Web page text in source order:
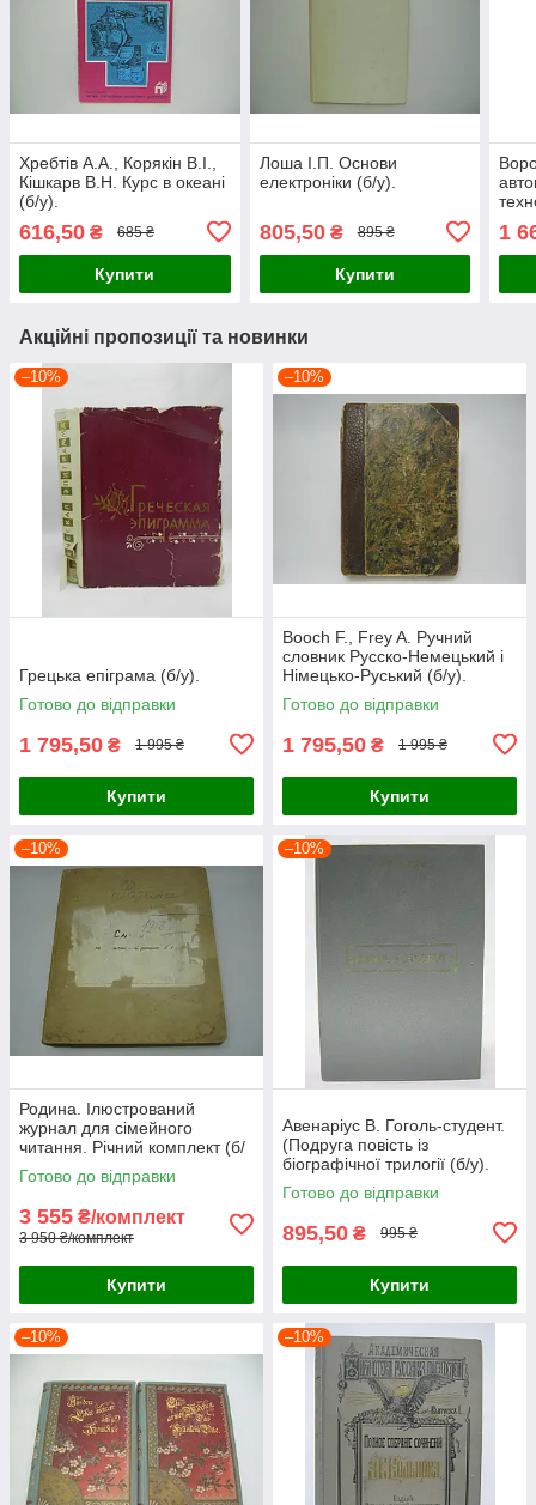
Хребтів А.А., Корякін В.І.,
Кішкарв В.Н. Курс в океані
(б/у).
616,50 ₴ 685 ₴
Купити
Лоша І.П. Основи
електроніки (б/у).
805,50₴ 895 ₴
Купити
1
Акційні пропозиції та новинки
–10%
Грецька епіграма (б/у).
Готово до відправки
1 795,50 ₴ 1 995 ₴
Купити
–10%
Booch F., Frey A. Ручний
словник Русско-Немецький і
Німецько-Руський (б/у).
Готово до відправки
1 795,50 ₴ 1 995 ₴
Купити
–10%
Родина. Ілюстрований
журнал для сімейного
читання. Річний комплект (б/
у).
Готово до відправки
3 555 ₴/комплект
3 950 ₴/комплект
Купити
–10%
Авенаріус В. Гоголь-студент.
(Подруга повість із
біографічної трилогії (б/у).
Готово до відправки
895,50 ₴ 995 ₴
Купити
–10% –10%